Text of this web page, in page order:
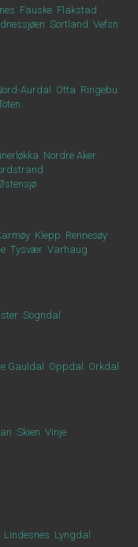
Fauske Flakstad
Sortland Vefsn
Aurdal Otta Ringebu
Nordre Aker
Klepp Rennesøy
Tysvær Varhaug
Sogndal
Gauldal Oppdal
Orkdal
Skien Vinje
Lindesnes Lyngdal